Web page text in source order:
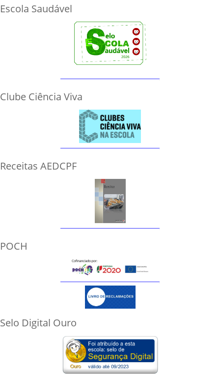
Escola Saudável
Clube Ciência Viva
Receitas AEDCPF
POCH
Selo Digital Ouro